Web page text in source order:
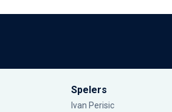
Spelers
Ivan Perisic